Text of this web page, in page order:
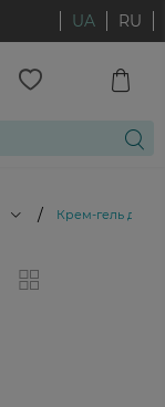
UA RU
/ Крем-гель для